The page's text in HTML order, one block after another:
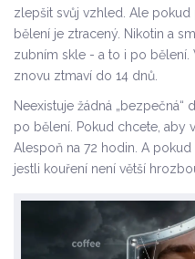
zlepšit svůj vzhled. Ale
bělení je ztracený. Nikotin a
zubním skle - a to i po
znovu ztmaví do 14 dnů.
Neexistuje žádná
po bělení. Pokud chcete, aby
Alespoň na 72 hodin. A
jestli kouření není větší